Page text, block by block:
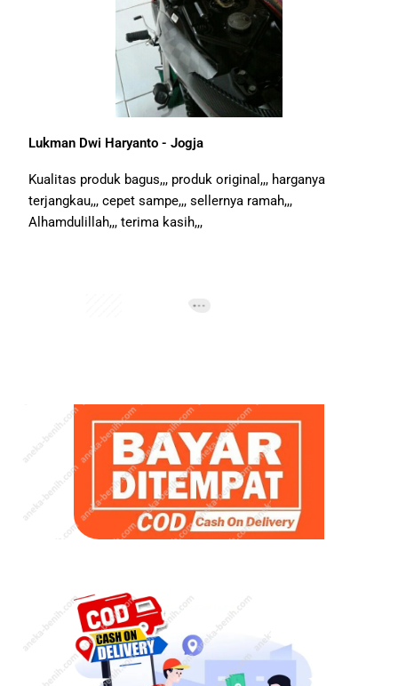
Lukman Dwi Haryanto - Jogja
Kualitas produk bagus,,, produk original,,, harganya
terjangkau,,, cepet sampe,,, sellernya ramah,,,
Alhamdulillah,,, terima kasih,,,